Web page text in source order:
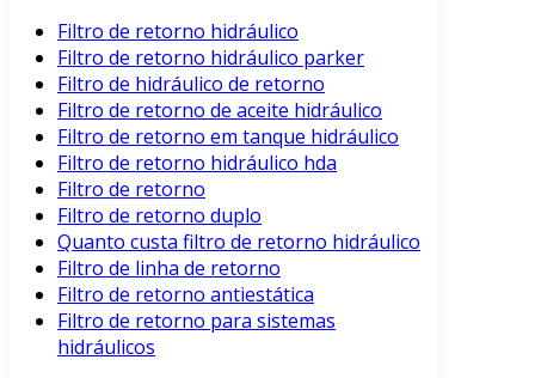
Filtro de retorno hidráulico
Filtro de retorno hidráulico parker
Filtro de hidráulico de retorno
Filtro de retorno de aceite hidráulico
Filtro de retorno em tanque hidráulico
Filtro de retorno hidráulico hda
Filtro de retorno
Filtro de retorno duplo
Quanto custa filtro de retorno hidráulico
Filtro de linha de retorno
Filtro de retorno antiestática
Filtro de retorno para sistemas
hidráulicos